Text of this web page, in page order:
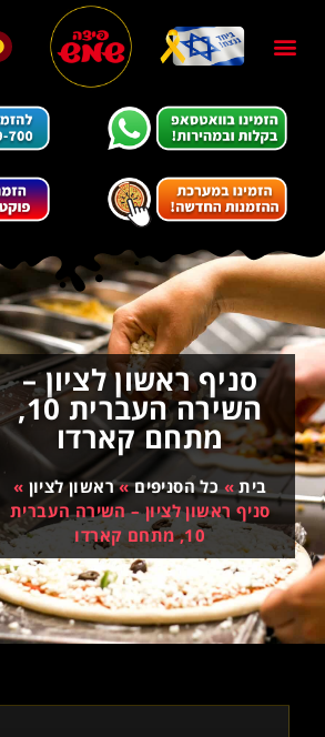
סניף ראשון לציון –
השירה העברית 10,
מתחם קארדו
בית» כל הסניפים»ראשון לציון »
סניף ראשון לציון – השירה העברית
10, מתחם קארדו